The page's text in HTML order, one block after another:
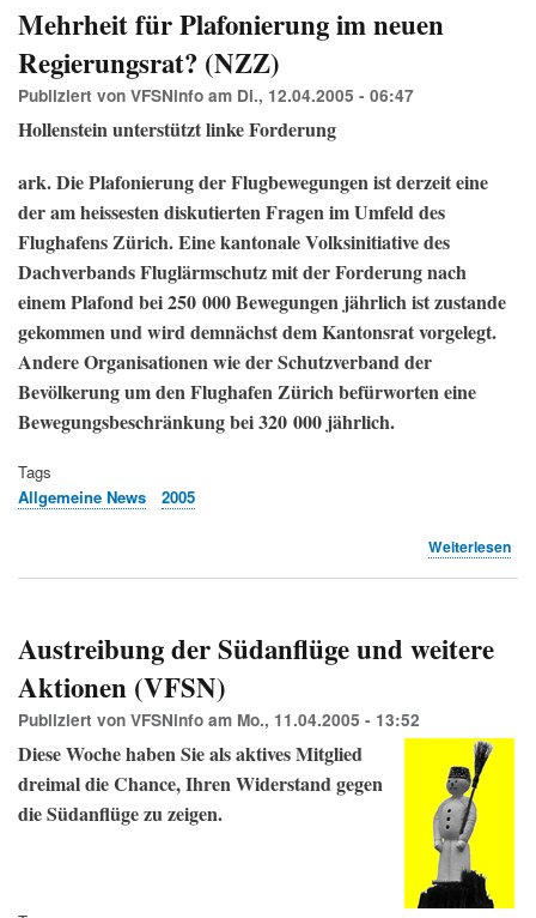
Mehrheit für Plafonierung im neuen
Regierungsrat? (NZZ)
Publiziert von VFSNinfo am Di., 12.04.2005 - 06:47
Hollenstein unterstützt linke Forderung
ark. Die Plafonierung der Flugbewegungen ist derzeit eine
der am heissesten diskutierten Fragen im Umfeld des
Flughafens Zürich. Eine kantonale Volksinitiative des
Dachverbands Fluglärmschutz mit der Forderung nach
einem Plafond bei 250 000 Bewegungen jährlich ist zustande
gekommen und wird demnächst dem Kantonsrat vorgelegt.
Andere Organisationen wie der Schutzverband der
Bevölkerung um den Flughafen Zürich befürworten eine
Bewegungsbeschränkung bei 320 000 jährlich.
Tags
Allgemeine News
2005
Weiterlesen
Austreibung der Südanflüge und weitere
Aktionen (VFSN)
Publiziert von VFSNinfo am Mo., 11.04.2005 - 13:52
Diese Woche haben Sie als aktives Mitglied
dreimal die Chance, Ihren Widerstand gegen
die Südanflüge zu zeigen.